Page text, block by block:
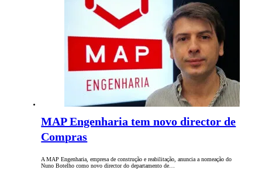
MAP Engenharia tem novo director de
Compras
A MAP Engenharia, empresa de construção e reabilitação, anuncia a nomeação do
Nuno Botelho como novo director do departamento de…